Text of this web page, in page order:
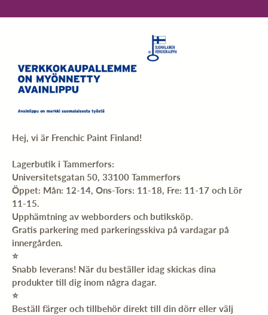
Hej, vi är Frenchic Paint Finland!
Lagerbutik i Tammerfors:
Universitetsgatan 50, 33100 Tammerfors
Öppet: Mån: 12-14, Ons-Tors: 11-18, Fre: 11-17 och Lör
11-15.
Upphämtning av webborders och butiksköp.
Gratis parkering med parkeringsskiva på vardagar på
innergården.
⭐️
Snabb leverans! När du beställer idag skickas dina
produkter till dig inom några dagar.
⭐️
Beställ färger och tillbehör direkt till din dörr eller välj